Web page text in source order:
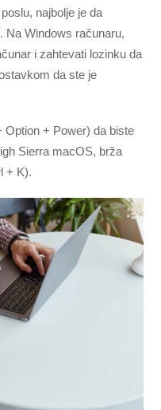
najbolje je da
Na Windows računaru,
i zahtevati lozinku da
da ste je
Option + Power) da biste
Sierra macOS, brža
+ K).